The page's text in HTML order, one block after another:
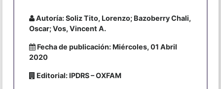
Autoría: Soliz Tito, Lorenzo; Bazoberry Chali,
Oscar; Vos, Vincent A.
Fecha de publicación: Miércoles, 01 Abril
2020
Editorial: IPDRS – OXFAM